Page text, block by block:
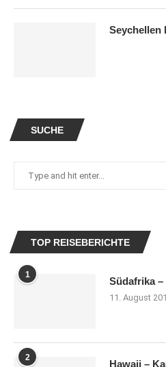
SUCHE
TOP REISEBERICHTE
1
Südafrika
11. August
2
Hawaii –
Seychellen